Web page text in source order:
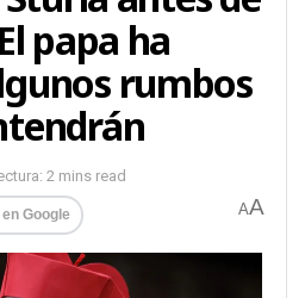
papa ha
rumbos
2 mins read
Google AA